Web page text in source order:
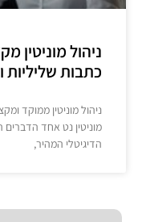
ניהול מוניטין
כתבות שליליות
ניהול מוניטין ממוקד
מוניטין נט אחד הדברים
הדיגיטלי המהיר,